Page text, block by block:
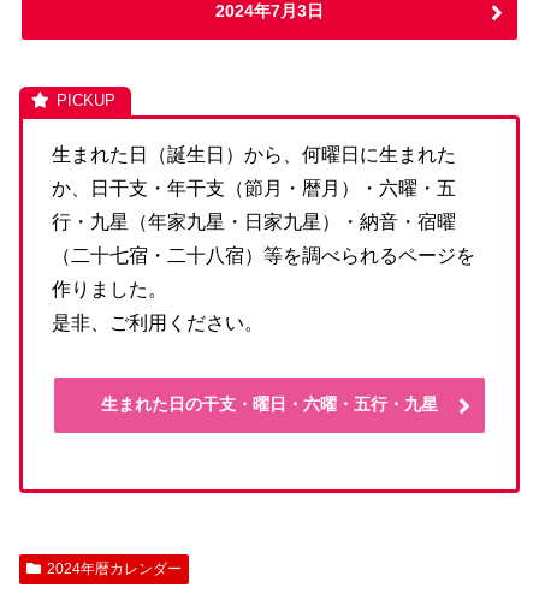
2024年7月3日
生まれた日（誕生日）から、何曜日に生まれた
か、日干支・年干支（節月・暦月）・六曜・五
行・九星（年家九星・日家九星）・納音・宿曜
（二十七宿・二十八宿）等を調べられるページを
作りました。
是非、ご利用ください。
生まれた日の干支・曜日・六曜・五行・九星
2024年暦カレンダー